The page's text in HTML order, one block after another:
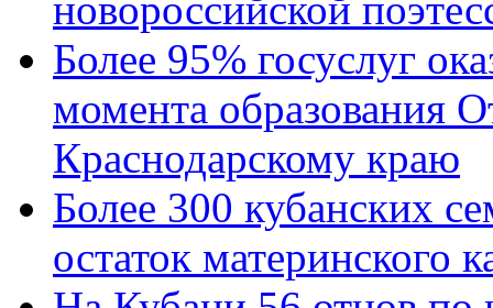
новороссийской
Более 95% госуслуг
момента образования
Краснодарскому краю
Более 300 кубанских
остаток материнского